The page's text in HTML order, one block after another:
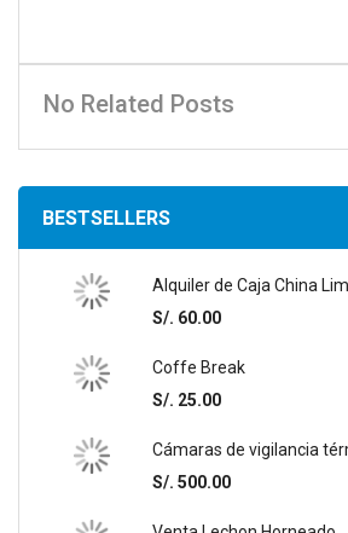
No Related Posts
BESTSELLERS
Alquiler de Caja China
S/. 60.00
Coffe Break
S/. 25.00
Cámaras de vigilancia
S/. 500.00